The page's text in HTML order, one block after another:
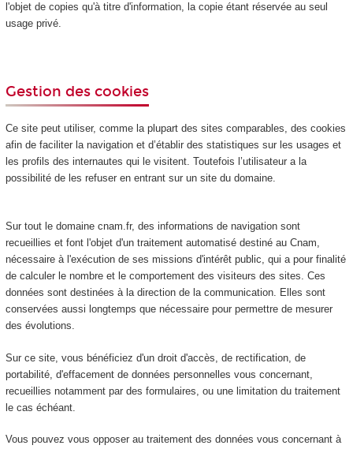
l'objet de copies qu'à titre d'information, la copie étant réservée au seul
usage privé.
Gestion des cookies
Ce site peut utiliser, comme la plupart des sites comparables, des cookies
afin de faciliter la navigation et d’établir des statistiques sur les usages et
les profils des internautes qui le visitent. Toutefois l’utilisateur a la
possibilité de les refuser en entrant sur un site du domaine.
Sur tout le domaine cnam.fr, des informations de navigation sont
recueillies et font l'objet d'un traitement automatisé destiné au Cnam,
nécessaire à l'exécution de ses missions d'intérêt public, qui a pour finalité
de calculer le nombre et le comportement des visiteurs des sites. Ces
données sont destinées à la direction de la communication. Elles sont
conservées aussi longtemps que nécessaire pour permettre de mesurer
des évolutions.
Sur ce site, vous bénéficiez d'un droit d'accès, de rectification, de
portabilité, d'effacement de données personnelles vous concernant,
recueillies notamment par des formulaires, ou une limitation du traitement
le cas échéant.
Vous pouvez vous opposer au traitement des données vous concernant à